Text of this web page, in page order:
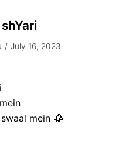
July 16, 2023
mein 🥀